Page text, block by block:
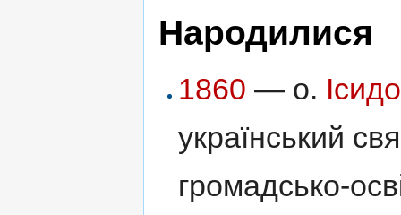
Народилися
1860 — о.
український
громадсько-